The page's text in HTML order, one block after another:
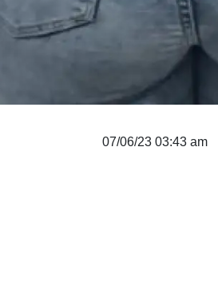
07/06/23 03:43 am